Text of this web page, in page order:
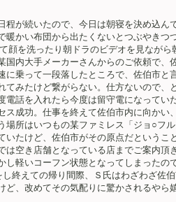
程が続いたので、今日は朝寝を決め込
暖かい布団から出たくないとつぶやきつ
顔を洗ったり朝ドラのビデオを見ながら
国内大手メーカーさんからのご依頼で、
に乗って一段落したところで、佐伯市と
てみたけど繋がらない。仕方ないので
電話を入れたら今度は留守電になってい
ス成功。仕事を終えて佐伯市内に向かい
所はいつもの某ファミレス「ジョ○フル
いたけど、佐伯市がその原点だというこ
は空き店舗となっている店までご案内頂
軽いコーフン状態となってしまったの
終えての帰り間際、Ｓ氏はわざわざ佐
ど、改めてその気配りに驚かされるやら